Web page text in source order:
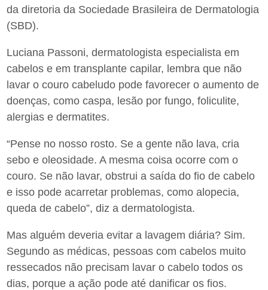
da diretoria da Sociedade Brasileira de Dermatologia
(SBD).
Luciana Passoni, dermatologista especialista em
cabelos e em transplante capilar, lembra que não
lavar o couro cabeludo pode favorecer o aumento de
doenças, como caspa, lesão por fungo, foliculite,
alergias e dermatites.
“Pense no nosso rosto. Se a gente não lava, cria
sebo e oleosidade. A mesma coisa ocorre com o
couro. Se não lavar, obstrui a saída do fio de cabelo
e isso pode acarretar problemas, como alopecia,
queda de cabelo”, diz a dermatologista.
Mas alguém deveria evitar a lavagem diária? Sim.
Segundo as médicas, pessoas com cabelos muito
ressecados não precisam lavar o cabelo todos os
dias, porque a ação pode até danificar os fios.